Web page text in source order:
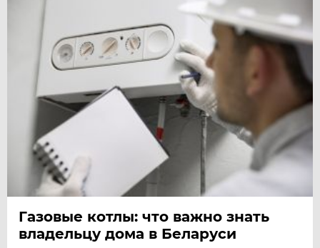
Газовые котлы: что важно знать
владельцу дома в Беларуси